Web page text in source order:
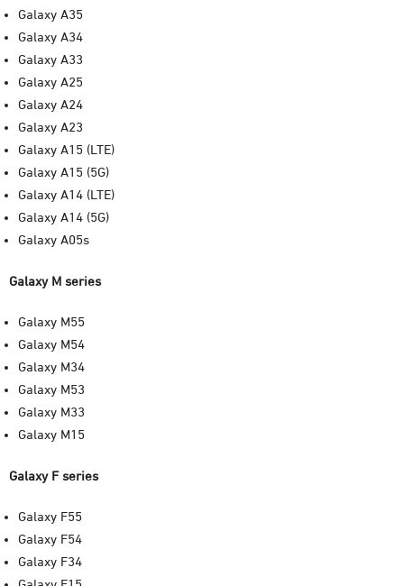
Galaxy A35
Galaxy A34
Galaxy A33
Galaxy A25
Galaxy A24
Galaxy A23
Galaxy A15 (LTE)
Galaxy A15 (5G)
Galaxy A14 (LTE)
Galaxy A14 (5G)
Galaxy A05s
Galaxy M series
Galaxy M55
Galaxy M54
Galaxy M34
Galaxy M53
Galaxy M33
Galaxy M15
Galaxy F series
Galaxy F55
Galaxy F54
Galaxy F34